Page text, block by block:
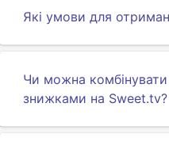
Які умови для
Чи можна
знижками на Sweet.tv?